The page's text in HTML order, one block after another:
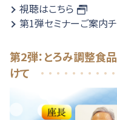
視聴はこちら
第1弾セミナーご案内
第2弾：とろみ調整食
けて